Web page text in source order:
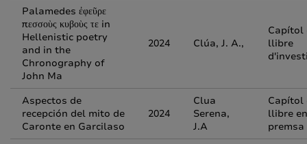
Palamedes ἐφεῦρε
πεσσοὺς κυβοὺς τε in
Hellenistic poetry
and in the
Chronography of
John Ma
2024 Clúa, J. A.,
Capítol
llibre
Aspectos de
recepción del mito de
Caronte en Garcilaso
2024
Clua
Serena,
J.A
Capítol
llibre en
premsa